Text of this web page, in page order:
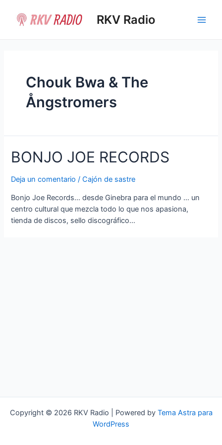
contenido
RKV Radio
Chouk Bwa & The
Ångstromers
BONJO JOE RECORDS
Deja un comentario /Cajón de sastre
Bonjo Joe Records… desde Ginebra para el mundo … un
centro cultural que mezcla todo lo que nos apasiona,
tienda de discos, sello discográfico…
Copyright © 2026 RKV Radio | Powered by Tema Astra para
WordPress